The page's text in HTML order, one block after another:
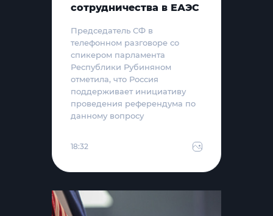
сотрудничества в ЕАЭС
Председатель СФ в
телефонном разговоре со
спикером парламента
Республики Рубиняном
отметила, что Россия
поддерживает инициативу
проведения референдума по
данному вопросу
18:32